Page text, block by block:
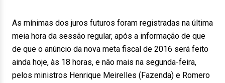
As mínimas dos juros futuros foram registradas na última
meia hora da sessão regular, após a informação de que
de que o anúncio da nova meta fiscal de 2016 será feito
ainda hoje, às 18 horas, e não mais na segunda-feira,
pelos ministros Henrique Meirelles (Fazenda) e Romero